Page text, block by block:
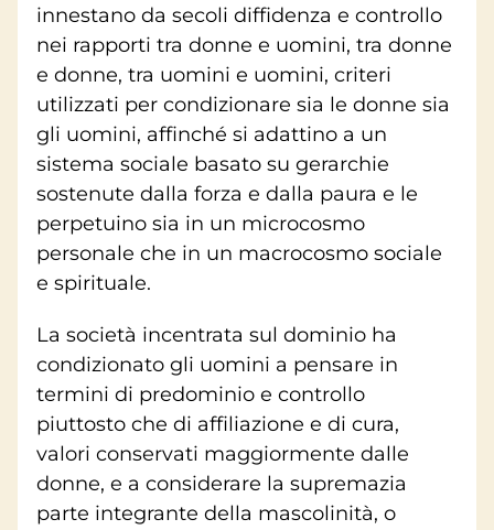
innestano da secoli diffidenza e controllo
nei rapporti tra donne e uomini, tra donne
e donne, tra uomini e uomini, criteri
utilizzati per condizionare sia le donne sia
gli uomini, affinché si adattino a un
sistema sociale basato su gerarchie
sostenute dalla forza e dalla paura e le
perpetuino sia in un microcosmo
personale che in un macrocosmo sociale
e spirituale.
La società incentrata sul dominio ha
condizionato gli uomini a pensare in
termini di predominio e controllo
piuttosto che di affiliazione e di cura,
valori conservati maggiormente dalle
donne, e a considerare la supremazia
parte integrante della mascolinità, o